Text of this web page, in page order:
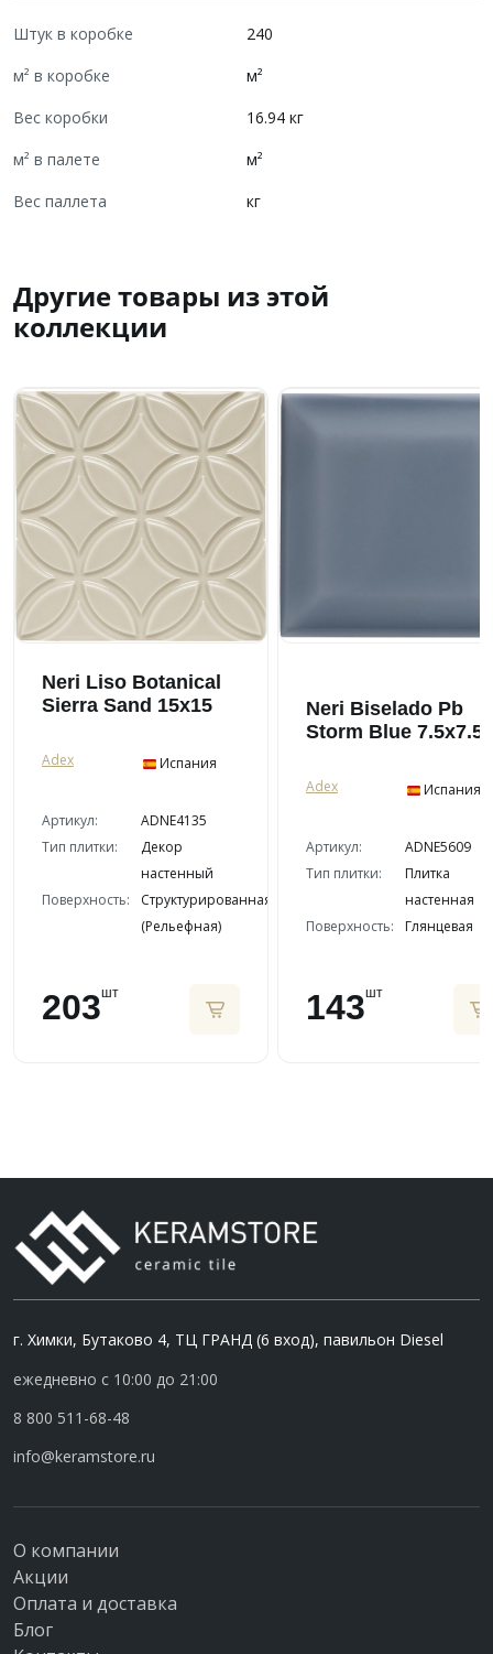
Штук в коробке
240
м² в коробке
м²
Вес коробки
16.94 кг
м² в палете
м²
Вес паллета
кг
Другие товары из этой
коллекции
Neri Liso Botanical
Sierra Sand 15x15
Adex Испания
Артикул:
ADNE4135
Тип плитки:
Декор
настенный
Поверхность:
Структурированная
(Рельефная)
203шт
Neri Biselado Pb
Storm Blue 7.5x7.5
Adex Испания
Артикул:
ADNE5609
Тип плитки:
Плитка
настенная
Поверхность:
Глянцевая
143шт
г. Химки, Бутаково 4, ТЦ ГРАНД (6 вход), павильон Diesel
ежедневно с 10:00 до 21:00
8 800 511-68-48
info@keramstore.ru
О компании
Акции
Оплата и доставка
Блог